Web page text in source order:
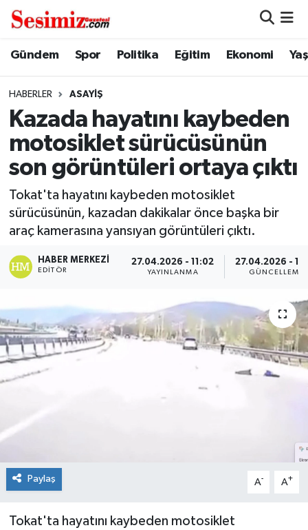
Gündem Spor Politika Eğitim Ekonomi
HABERLER ASAYIŞ
Kazada hayatını kaybeden
motosiklet sürücüsünün
son görüntüleri ortaya çıktı
Tokat'ta hayatını kaybeden motosiklet
sürücüsünün, kazadan dakikalar önce başka bir
araç kamerasına yansıyan görüntüleri çıktı.
HABER MERKEZI
EDITÖR
27.04.2026 - 11:02
YAYINLANMA
27.04.2026 -
GÜNCELLEME
Paylaş A- A+
Tokat'ta hayatını kaybeden motosiklet
Dünya
Ekonomi
Genel
Gündem
Magazin
Politika
Spor
Teknoloji
Nöbetçi Eczaneler
Hava Durumu
Namaz Vakitleri
Trafik Durumu
Süper Lig Puan Durumu ve Fikstür
Tüm Manşetler
Son Dakika Haberleri